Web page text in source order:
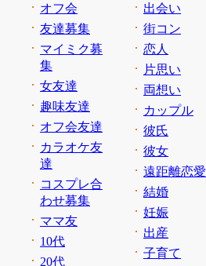
オフ会
友達募集
マイミク募
集
女友達
趣味友達
オフ会友達
カラオケ友
達
コスプレ合
わせ募集
ママ友
10代
20代
出会い
街コン
恋人
片思い
両想い
カップル
彼氏
彼女
遠距離恋愛
結婚
妊娠
出産
子育て